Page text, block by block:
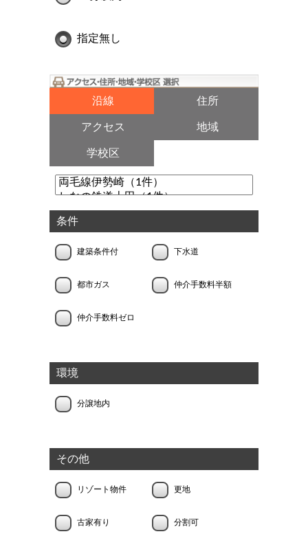
指定無し
沿線 住所
アクセス 地域
学校区
条件
建築条件付 下水道
都市ガス 仲介手数料半額
仲介手数料ゼロ
環境
分譲地内
その他
リゾート物件 更地
古家有り 分割可